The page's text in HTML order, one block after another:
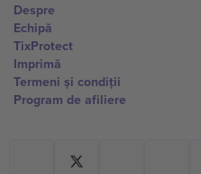
Despre
Echipă
TixProtect
Imprimă
Termeni și condiții
Program de afiliere